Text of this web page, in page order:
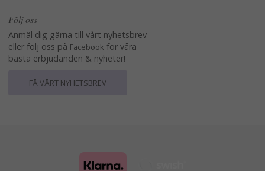
Följ oss
Anmäl dig gärna till vårt nyhetsbrev
eller följ oss på Facebook för våra
bästa erbjudanden & nyheter!
FÅ VÅRT NYHETSBREV